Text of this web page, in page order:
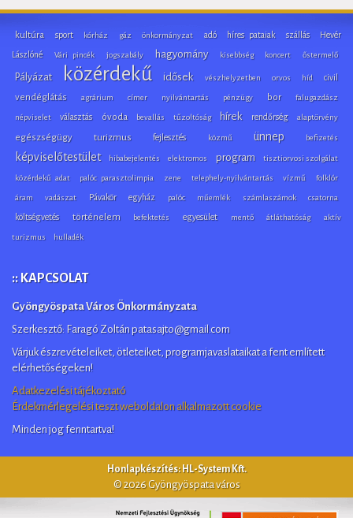
kultúra sport kórház gáz önkormányzat adó híres pataiak szállás Hevér
Lászlóné Vári pincék jogszabály hagyomány kisebbség koncert őstermelő
Pályázat közérdekű idősek vészhelyzetben orvos híd civil
vendéglátás agrárium címer nyilvántartás pénzügy bor falugazdász
népviselet választás óvoda bevallás tűzoltóság hírek rendőrség alaptörvény
egészségügy turizmus fejlesztés közmű ünnep befizetés
képviselőtestület hibabejelentés elektromos program tisztiorvosi szolgálat
közérdekű adat palóc parasztolimpia zene telephely-nyilvántartás vízmű folklór
áram vadászat Pávakör egyház palóc műemlék számlaszámok csatorna
költségvetés történelem befektetés egyesület mentő átláthatóság aktív
turizmus hulladék
:: KAPCSOLAT
Gyöngyöspata Város Önkormányzata
Szerkesztő: Faragó Zoltán patasajto@gmail.com
Várjuk észrevételeiket, ötleteiket, programjavaslataikat a fent említett
elérhetőségeken!
Adatkezelési tájékoztató
Érdekmérlegelési teszt weboldalon alkalmazott cookie
Minden jog fenntartva!
Honlapkészítés: HL-System Kft.
© 2026 Gyöngyöspata város